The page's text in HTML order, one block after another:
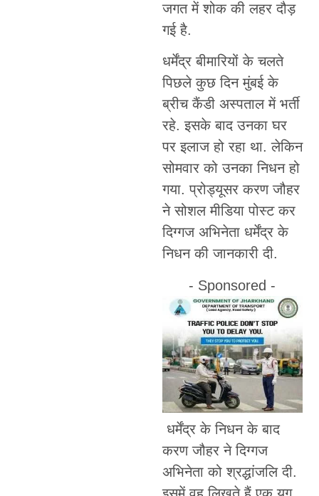
जगत में शोक की लहर दौड़
गई है.
धर्मेंद्र बीमारियों के चलते
पिछले कुछ दिन मुंबई के
ब्रीच कैंडी अस्पताल में भर्ती
रहे. इसके बाद उनका घर
पर इलाज हो रहा था. लेकिन
सोमवार को उनका निधन हो
गया. प्रोड्यूसर करण जौहर
ने सोशल मीडिया पोस्ट कर
दिग्गज अभिनेता धर्मेंद्र के
निधन की जानकारी दी.
- Sponsored -
धर्मेंद्र के निधन के बाद
करण जौहर ने दिग्गज
अभिनेता को श्रद्धांजलि दी.